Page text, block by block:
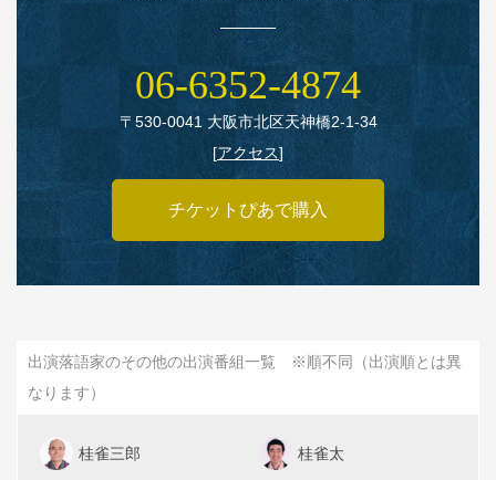
06‑6352‑4874
〒530‑0041 大阪市北区天神橋2‑1‑34
[アクセス]
チケットぴあで購入
出演落語家のその他の出演番組一覧 ※順不同（出演順とは異
なります）
桂雀三郎 桂雀太